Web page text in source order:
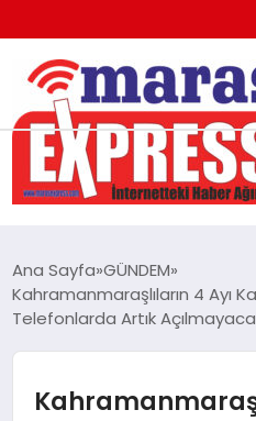
K.MARAŞ
ANDIRIN
AFŞİN
Ana Sayfa GÜNDEM
Kahramanmaraşlıların 4 Ayı
Telefonlarda Artık